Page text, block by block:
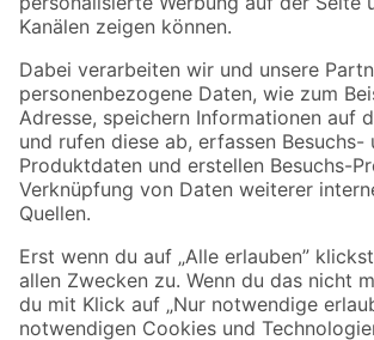
Folge uns
Zahlungsarten Versandarten
Sicher einkaufen
Jetzt die toom-App herunterladen